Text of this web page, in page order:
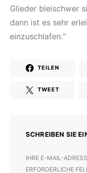
Glieder bleischwer
dann ist es sehr
einzuschlafen.“
TEILEN
TWEET
SCHREIBEN SIE
IHRE E-MAIL-
ERFORDERLICHE